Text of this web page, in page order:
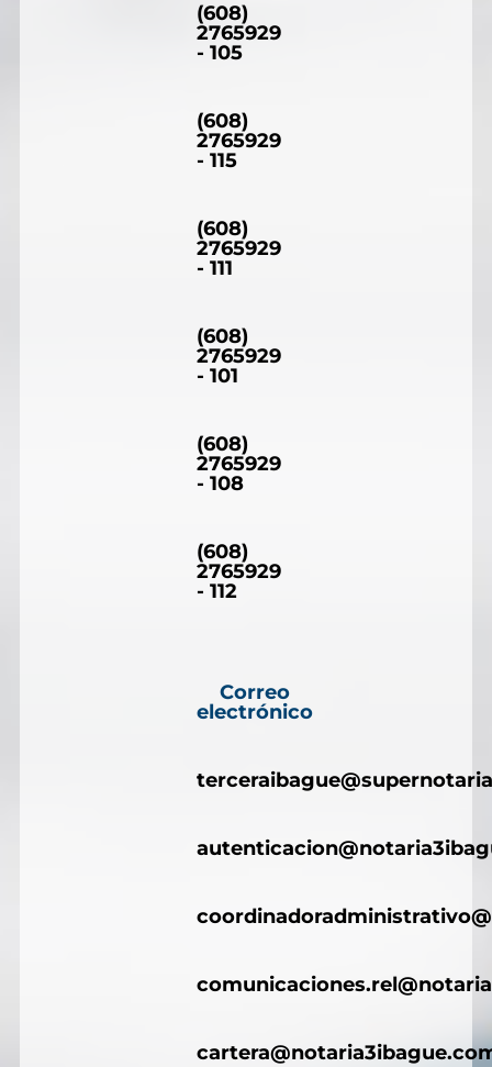
(608)
2765929
- 105
(608)
2765929
- 115
(608)
2765929
- 111
(608)
2765929
- 101
(608)
2765929
- 108
(608)
2765929
- 112
Correo
electrónico